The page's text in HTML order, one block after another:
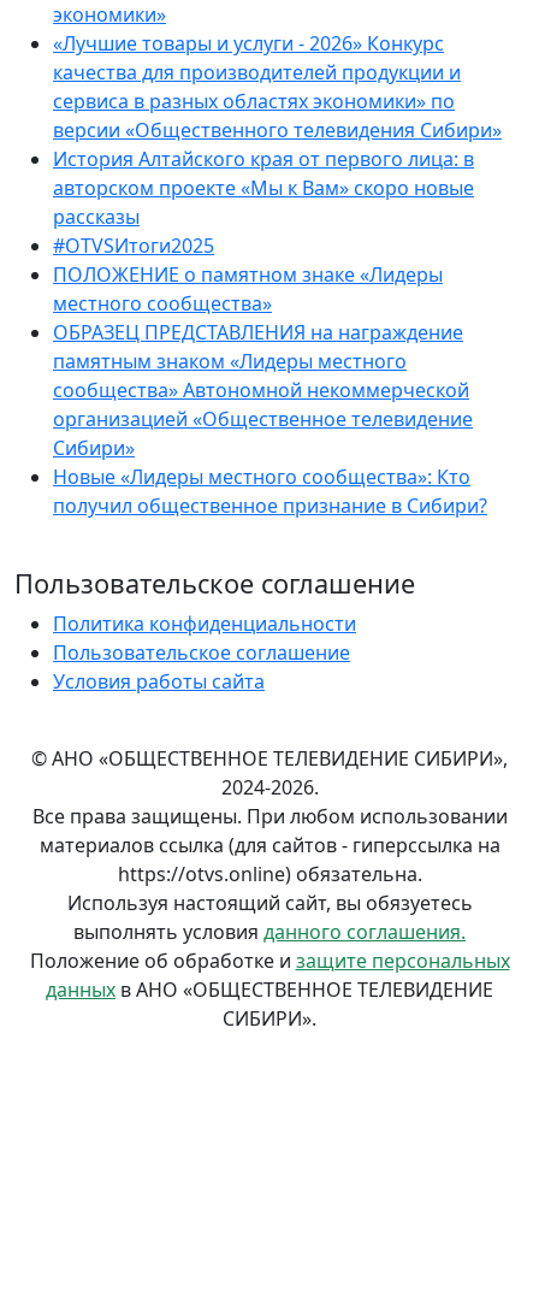
экономики»
«Лучшие товары и услуги - 2026» Конкурс
качества для производителей продукции и
сервиса в разных областях экономики» по
версии «Общественного телевидения Сибири»
История Алтайского края от первого лица: в
авторском проекте «Мы к Вам» скоро новые
рассказы
#OTVSИтоги2025
ПОЛОЖЕНИЕ о памятном знаке «Лидеры
местного сообщества»
ОБРАЗЕЦ ПРЕДСТАВЛЕНИЯ на награждение
памятным знаком «Лидеры местного
сообщества» Автономной некоммерческой
организацией «Общественное телевидение
Сибири»
Новые «Лидеры местного сообщества»: Кто
получил общественное признание в Сибири?
Пользовательское соглашение
Политика конфиденциальности
Пользовательское соглашение
Условия работы сайта
© АНО «ОБЩЕСТВЕННОЕ ТЕЛЕВИДЕНИЕ СИБИРИ»,
2024-2026.
Все права защищены. При любом использовании
материалов ссылка (для сайтов - гиперссылка на
https://otvs.online) обязательна.
Используя настоящий сайт, вы обязуетесь
выполнять условия данного соглашения.
Положение об обработке и защите персональных
данных в АНО «ОБЩЕСТВЕННОЕ ТЕЛЕВИДЕНИЕ
СИБИРИ».